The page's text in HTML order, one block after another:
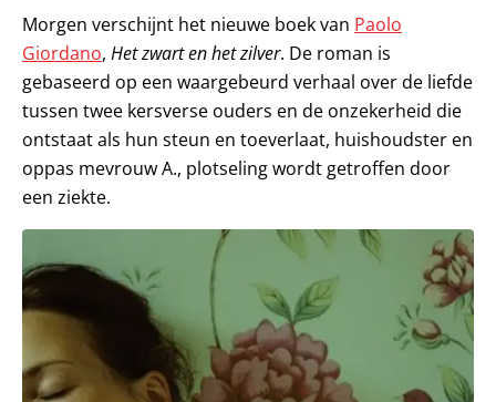
Morgen verschijnt het nieuwe boek van Paolo
Giordano, Het zwart en het zilver. De roman is
gebaseerd op een waargebeurd verhaal over de liefde
tussen twee kersverse ouders en de onzekerheid die
ontstaat als hun steun en toeverlaat, huishoudster en
oppas mevrouw A., plotseling wordt getroffen door
een ziekte.